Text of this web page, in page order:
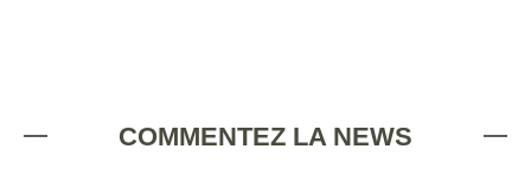
COMMENTEZ LA NEWS